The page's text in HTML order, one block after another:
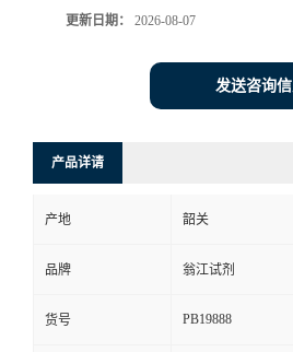
更新日期： 2026-08-07
发送咨询
产品详请
产地 韶关
品牌 翁江试剂
货号 PB19888